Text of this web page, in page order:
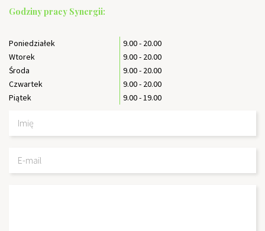
Godziny pracy Synergii:
Poniedziałek
9.00 - 20.00
Wtorek
9.00 - 20.00
Środa
9.00 - 20.00
Czwartek
9.00 - 20.00
Piątek
9.00 - 19.00